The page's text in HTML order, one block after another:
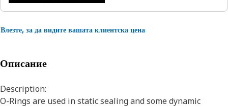
Влезте, за да видите вашата клиентска цена
Описание
Description:
O-Rings are used in static sealing and some dynamic